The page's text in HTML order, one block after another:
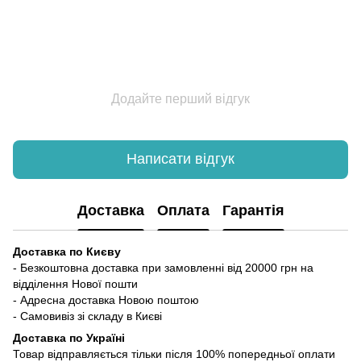
Додайте перший відгук
Написати відгук
Доставка Оплата Гарантія
Доставка по Києву
- Безкоштовна доставка при замовленні від 20000 грн на
відділення Нової пошти
- Адресна доставка Новою поштою
- Самовивіз зі складу в Києві
Доставка по Україні
Товар відправляється тільки після 100% попередньої оплати